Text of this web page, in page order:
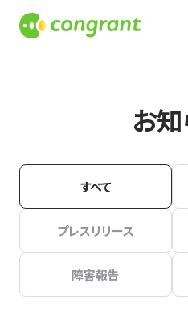
お
すべて
プレスリリース
障害報告